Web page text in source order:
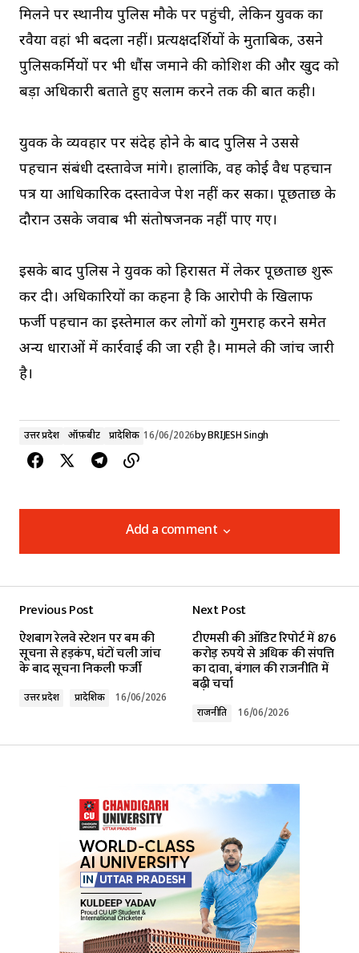
मिलने पर स्थानीय पुलिस मौके पर पहुंची, लेकिन युवक का
रवैया वहां भी बदला नहीं। प्रत्यक्षदर्शियों के मुताबिक, उसने
पुलिसकर्मियों पर भी धौंस जमाने की कोशिश की और खुद को
बड़ा अधिकारी बताते हुए सलाम करने तक की बात कही।
युवक के व्यवहार पर संदेह होने के बाद पुलिस ने उससे
पहचान संबंधी दस्तावेज मांगे। हालांकि, वह कोई वैध पहचान
पत्र या आधिकारिक दस्तावेज पेश नहीं कर सका। पूछताछ के
दौरान उसके जवाब भी संतोषजनक नहीं पाए गए।
इसके बाद पुलिस ने युवक को हिरासत में लेकर पूछताछ शुरू
कर दी। अधिकारियों का कहना है कि आरोपी के खिलाफ
फर्जी पहचान का इस्तेमाल कर लोगों को गुमराह करने समेत
अन्य धाराओं में कार्रवाई की जा रही है। मामले की जांच जारी
है।
उत्तर प्रदेश ऑफ़बीट प्रादेशिक 16/06/2026byBRIJESH Singh
Add a comment
Add a comment
Required fields are marked*
Your E-mail*
Submit Comment
Previous Post
ऐशबाग रेलवे स्टेशन पर बम की
सूचना से हड़कंप, घंटों चली जांच
के बाद सूचना निकली फर्जी
उत्तर प्रदेश प्रादेशिक 16/06/2026
Next Post
टीएमसी की ऑडिट रिपोर्ट में 876
करोड़ रुपये से अधिक की संपत्ति
का दावा, बंगाल की राजनीति में
बढ़ी चर्चा
राजनीति 16/06/2026